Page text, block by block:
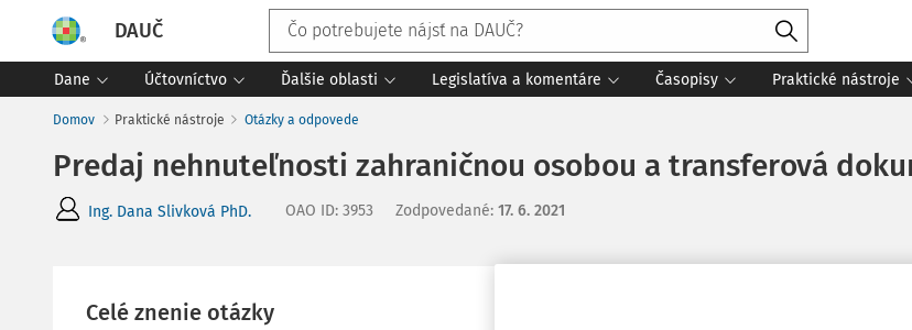
DAUČ
Dane Účtovníctvo Ďalšie oblasti Legislatíva a komentáre Časopisy Praktické nástroje
Domov Praktické nástroje Otázky a odpovede
Predaj nehnuteľnosti zahraničnou osobou a transferová
Ing. Dana Slivková PhD. OAO ID: 3953 Zodpovedané: 17. 6. 2021
Celé znenie otázky